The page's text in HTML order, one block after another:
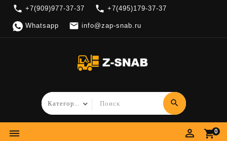
local_phone +7(909)977-37-37 local_phone +7(495)179-37-37
Whatsapp  info@zap-snab.ru
search
perm_identity shopping_cart0
dehaze